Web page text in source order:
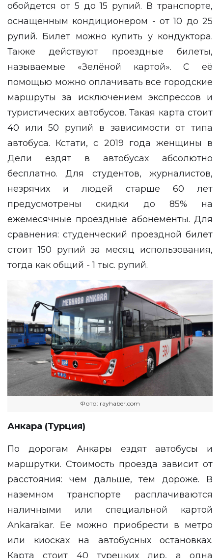
обойдется от 5 до 15 рупий. В транспорте,
оснащённым кондиционером - от 10 до 25
рупий. Билет можно купить у кондуктора.
Также действуют проездные билеты,
называемые «Зелёной картой». С её
помощью можно оплачивать все городские
маршруты за исключением экспрессов и
туристических автобусов. Такая карта стоит
40 или 50 рупий в зависимости от типа
автобуса. Кстати, с 2019 года женщины в
Дели ездят в автобусах абсолютно
бесплатно. Для студентов, журналистов,
незрячих и людей старше 60 лет
предусмотрены скидки до 85% на
ежемесячные проездные абонементы. Для
сравнения: студенческий проездной билет
стоит 150 рупий за месяц использования,
тогда как общий - 1 тыс. рупий.
Фото: rayhaber.com
Анкара (Турция)
По дорогам Анкары ездят автобусы и
маршрутки. Стоимость проезда зависит от
расстояния: чем дальше, тем дороже. В
наземном транспорте расплачиваются
наличными или специальной картой
Ankarakar. Ее можно приобрести в метро
или киосках на автобусных остановках.
Карта стоит 40 турецких лир, а одна